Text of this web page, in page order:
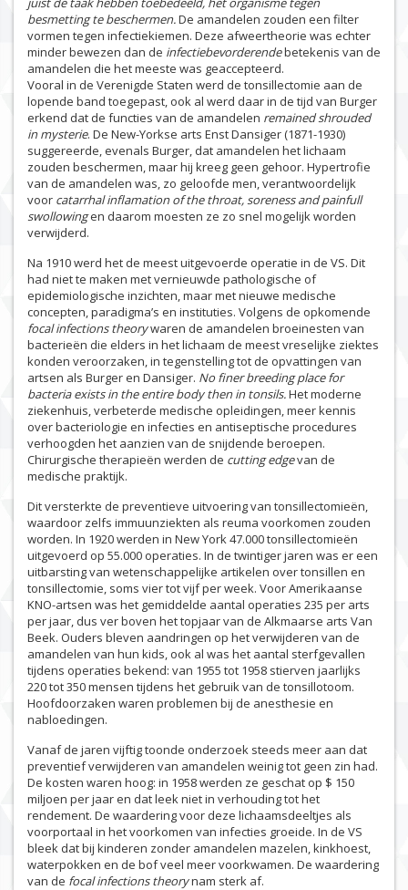
besmetting te beschermen.De amandelen zouden een filter
vormen tegen infectiekiemen. Deze afweertheorie was echter
minder bewezen dan de infectiebevorderendebetekenis van de
amandelen die het meeste was geaccepteerd.
Vooral in de Verenigde Staten werd de tonsillectomie aan de
lopende band toegepast, ook al werd daar in de tijd van Burger
erkend dat de functies van de amandelen remained shrouded
in mysterie. De New-Yorkse arts Enst Dansiger (1871-1930)
suggereerde, evenals Burger, dat amandelen het lichaam
zouden beschermen, maar hij kreeg geen gehoor. Hypertrofie
van de amandelen was, zo geloofde men, verantwoordelijk
voor catarrhal inflamation of the throat, soreness and painfull
swollowingen daarom moesten ze zo snel mogelijk worden
verwijderd.
Na 1910 werd het de meest uitgevoerde operatie in de VS. Dit
had niet te maken met vernieuwde pathologische of
epidemiologische inzichten, maar met nieuwe medische
concepten, paradigma’s en instituties. Volgens de opkomende
focal infections theorywaren de amandelen broeinesten van
bacterieën die elders in het lichaam de meest vreselijke ziektes
konden veroorzaken, in tegenstelling tot de opvattingen van
artsen als Burger en Dansiger. No finer breeding place for
bacteria exists in the entire body then in tonsils.Het moderne
ziekenhuis, verbeterde medische opleidingen, meer kennis
over bacteriologie en infecties en antiseptische procedures
verhoogden het aanzien van de snijdende beroepen.
Chirurgische therapieën werden de cutting edgevan de
medische praktijk.
Dit versterkte de preventieve uitvoering van tonsillectomieën,
waardoor zelfs immuunziekten als reuma voorkomen zouden
worden. In 1920 werden in New York 47.000 tonsillectomieën
uitgevoerd op 55.000 operaties. In de twintiger jaren was er een
uitbarsting van wetenschappelijke artikelen over tonsillen en
tonsillectomie, soms vier tot vijf per week. Voor Amerikaanse
KNO-artsen was het gemiddelde aantal operaties 235 per arts
per jaar, dus ver boven het topjaar van de Alkmaarse arts Van
Beek. Ouders bleven aandringen op het verwijderen van de
amandelen van hun kids, ook al was het aantal sterfgevallen
tijdens operaties bekend: van 1955 tot 1958 stierven jaarlijks
220 tot 350 mensen tijdens het gebruik van de tonsillotoom.
Hoofdoorzaken waren problemen bij de anesthesie en
nabloedingen.
Vanaf de jaren vijftig toonde onderzoek steeds meer aan dat
preventief verwijderen van amandelen weinig tot geen zin had.
De kosten waren hoog: in 1958 werden ze geschat op $ 150
miljoen per jaar en dat leek niet in verhouding tot het
rendement. De waardering voor deze lichaamsdeeltjes als
voorportaal in het voorkomen van infecties groeide. In de VS
bleek dat bij kinderen zonder amandelen mazelen, kinkhoest,
waterpokken en de bof veel meer voorkwamen. De waardering
van de focal infections theorynam sterk af.